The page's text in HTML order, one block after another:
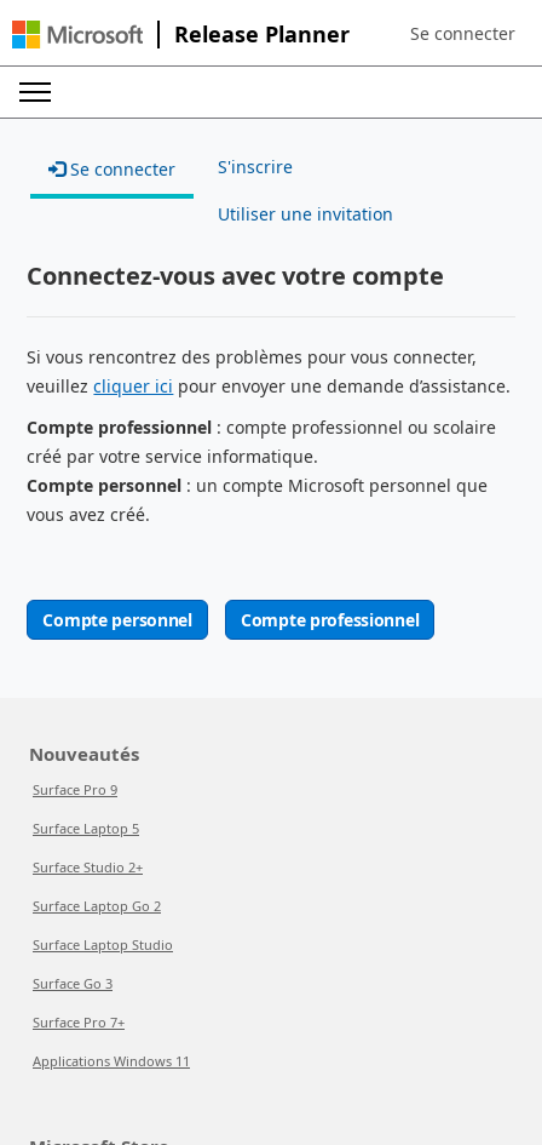
Release Planner Sign in to your
Se connecter
Se connecter S'inscrire
Utiliser une invitation
Connectez-vous avec votre compte
Si vous rencontrez des problèmes pour vous connecter,
veuillezcliquer ici pour envoyer une demande d’assistance.
Compte professionnel : compte professionnel ou scolaire
créé par votre service informatique.
Compte personnel : un compte Microsoft personnel que
vous avez créé.
Compte personnel Compte professionnel
Nouveautés
Surface Pro 9
Surface Laptop 5
Surface Studio 2+
Surface Laptop Go 2
Surface Laptop Studio
Surface Go 3
Surface Pro 7+
Applications Windows 11